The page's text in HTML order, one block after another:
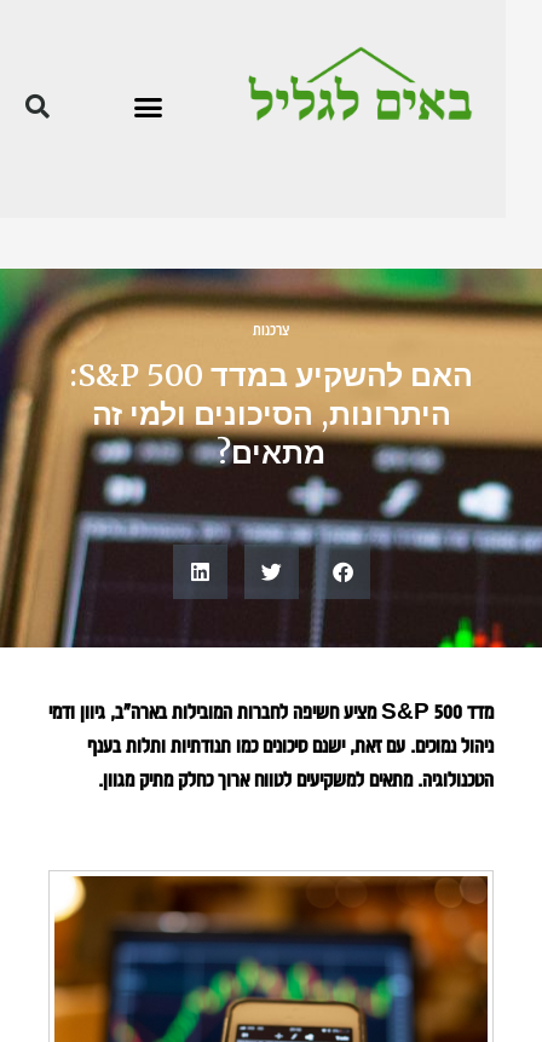
צרכנות
האם להשקיע במדד S&P 500:
היתרונות, הסיכונים ולמי זה
מתאים?
מדד S&P 500 מציע חשיפה לחברות המובילות בארה"ב, גיוון ודמי
ניהול נמוכים. עם זאת, ישנם סיכונים כמו תנודתיות ותלות בענף
הטכנולוגיה. מתאים למשקיעים לטווח ארוך כחלק מתיק מגוון.